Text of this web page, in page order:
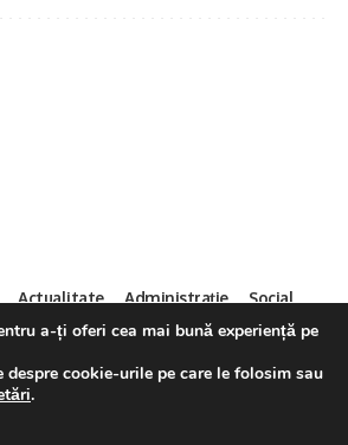
Actualitate Administrație
Social
Publicitate Servicii
Contact
a-ți oferi cea mai bună experiență pe
cookie-urile pe care le folosim sau
.